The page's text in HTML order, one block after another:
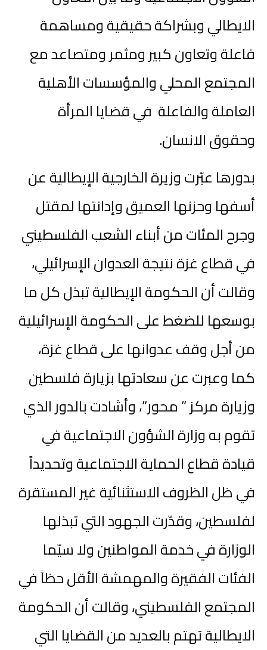
الايطالي وبشراكة حقيقية ومساهمة
فاعلة وتعاون كبير ومثمر ومتصاعد مع
المجتمع المحلي والمؤسسات الأهلية
العاملة والفاعلة في قضايا المرأة
وحقوق الانسان.
بدورها عبّرت وزيرة الخارجية الإيطالية عن
أسفها وحزنها العميق وإدانتها لمقتل
وجرح المئات من أبناء الشعب الفلسطيني
في قطاع غزة نتيجة العدوان الإسرائيلي،
وقالت أن الحكومة الإيطالية تبذل كل ما
بوسعها للضغط على الحكومة الإسرائيلية
من أجل وقف عدوانها على قطاع غزة،
كما وعبرت عن سعادتها بزيارة فلسطين
وزيارة مركز ” محور”، وأشادت بالدور الذي
تقوم به وزارة الشؤون الاجتماعية في
قيادة قطاع الحماية الاجتماعية وتحديداً
في ظل الظروف الاستثنائية غير المستقرة
لفلسطين، وقدّرت الجهود التي تبذلها
الوزارة في خدمة المواطنين ولا سيّما
الفئات الفقيرة والمهمشة الأقل حظاً في
المجتمع الفلسطيني، وقالت أن الحكومة
الايطالية تهتم بالعديد من القضايا التي